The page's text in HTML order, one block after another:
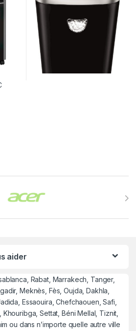
aider
Rabat, Marrakech, Tanger,
Meknès, Fès, Oujda, Dakhla,
Essaouira, Chefchaouen, Safi,
Settat, Béni Mellal, Tiznit,
ou dans n’importe quelle autre ville